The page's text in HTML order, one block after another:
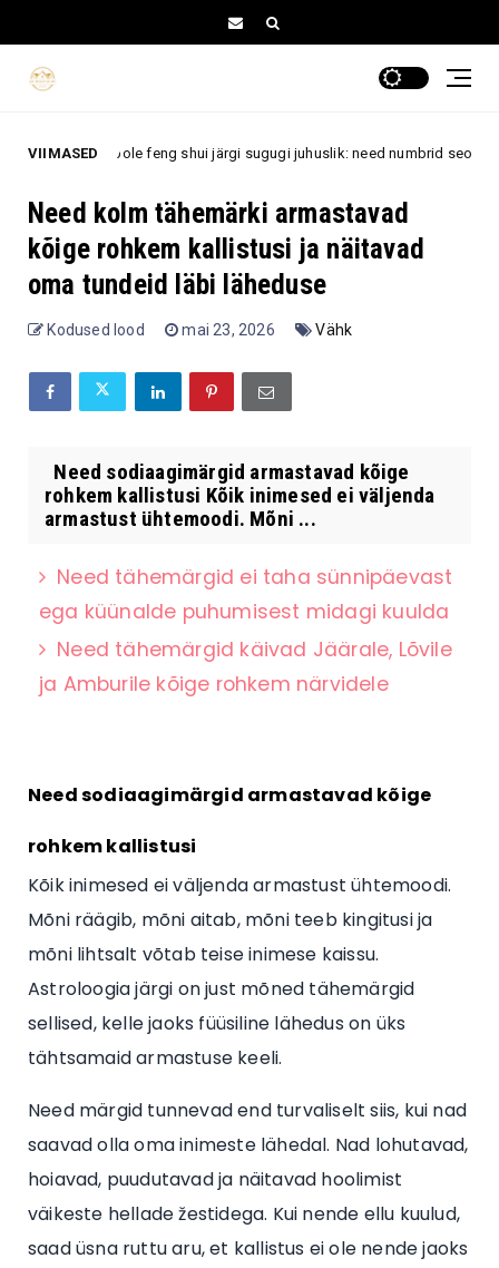
VIIMASED
pole feng shui järgi sugugi juhuslik: need numbrid seostuvad õnne,
Need kolm tähemärki armastavad
kõige rohkem kallistusi ja näitavad
oma tundeid läbi läheduse
Kodused lood mai 23, 2026 Vähk
Need sodiaagimärgid armastavad kõige
rohkem kallistusi Kõik inimesed ei väljenda
armastust ühtemoodi. Mõni ...
Need tähemärgid ei taha sünnipäevast
ega küünalde puhumisest midagi kuulda
Need tähemärgid käivad Jäärale, Lõvile
ja Amburile kõige rohkem närvidele
Need sodiaagimärgid armastavad kõige
rohkem kallistusi
Kõik inimesed ei väljenda armastust ühtemoodi.
Mõni räägib, mõni aitab, mõni teeb kingitusi ja
mõni lihtsalt võtab teise inimese kaissu.
Astroloogia järgi on just mõned tähemärgid
sellised, kelle jaoks füüsiline lähedus on üks
tähtsamaid armastuse keeli.
Need märgid tunnevad end turvaliselt siis, kui nad
saavad olla oma inimeste lähedal. Nad lohutavad,
hoiavad, puudutavad ja näitavad hoolimist
väikeste hellade žestidega. Kui nende ellu kuulud,
saad üsna ruttu aru, et kallistus ei ole nende jaoks